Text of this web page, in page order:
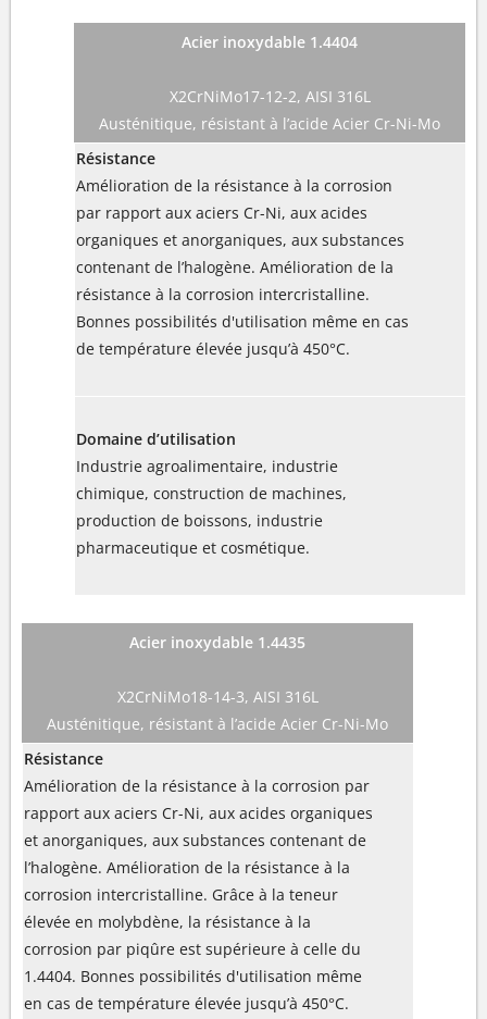
Acier inoxydable 1.4404
X2CrNiMo17-12-2, AISI 316L
Austénitique, résistant à l’acide Acier Cr-Ni-Mo
Résistance
Amélioration de la résistance à la corrosion
par rapport aux aciers Cr-Ni, aux acides
organiques et anorganiques, aux substances
contenant de l’halogène. Amélioration de la
résistance à la corrosion intercristalline.
Bonnes possibilités d'utilisation même en cas
de température élevée jusqu’à 450°C.
Domaine d’utilisation
Industrie agroalimentaire, industrie
chimique, construction de machines,
production de boissons, industrie
pharmaceutique et cosmétique.
Acier inoxydable 1.4435
X2CrNiMo18-14-3, AISI 316L
Austénitique, résistant à l’acide Acier Cr-Ni-Mo
Résistance
Amélioration de la résistance à la corrosion par
rapport aux aciers Cr-Ni, aux acides organiques
et anorganiques, aux substances contenant de
l’halogène. Amélioration de la résistance à la
corrosion intercristalline. Grâce à la teneur
élevée en molybdène, la résistance à la
corrosion par piqûre est supérieure à celle du
1.4404. Bonnes possibilités d'utilisation même
en cas de température élevée jusqu’à 450°C.